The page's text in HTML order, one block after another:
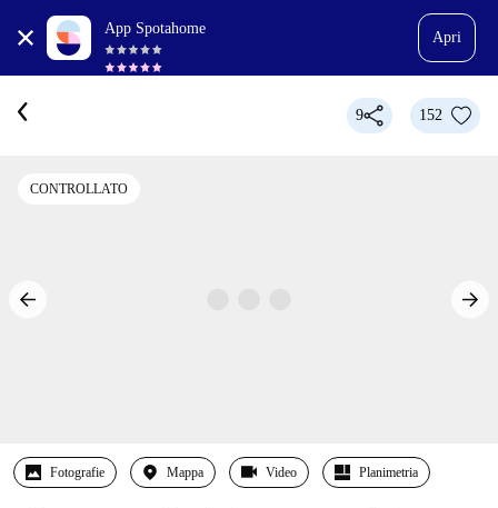
App Spotahome
Apri
9 152
CONTROLLATO
Fotografie Mappa Video Planimetria